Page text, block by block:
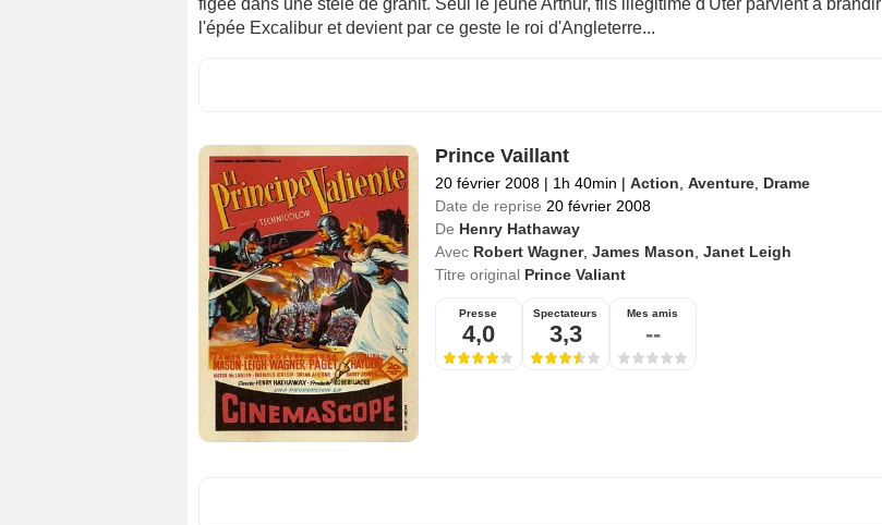
figée dans une stèle de granit. Seul le jeune Arthur, fils illégitime d'Uter parvient à brandir
l'épée Excalibur et devient par ce geste le roi d'Angleterre...
Prince Vaillant
20 février 2008 | 1h 40min | Action Aventure, Drame
Date de reprise 20 février 2008
De Henry Hathaway
Avec Robert Wagner, James Mason Janet Leigh
Titre original Prince Valiant
Presse
4,0
Spectateurs
3,3
Mes amis
--